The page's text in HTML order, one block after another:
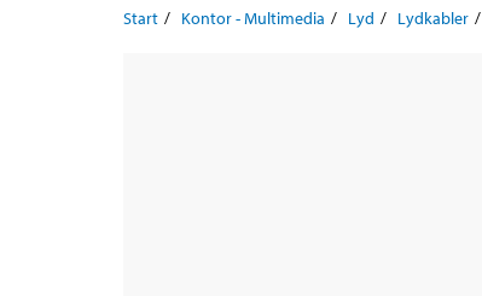
Start Kontor - Multimedia Lyd Lydkabler